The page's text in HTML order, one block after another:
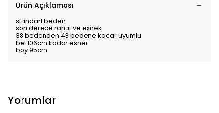
Ürün Açıklaması
standart beden
son derece rahat ve esnek
38 bedenden 48 bedene kadar uyumlu
bel 106cm kadar esner
boy 95cm
Yorumlar